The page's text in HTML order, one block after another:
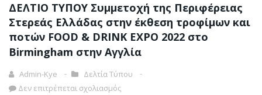
ΔΕΛΤΙΟ ΤΥΠΟΥ Συμμετοχή της Περιφέρειας
Στερεάς Ελλάδας στην έκθεση τροφίμων και
ποτών FOOD & DRINK EXPO 2022 στο
Birmingham στην Αγγλία
Admin-Kye
Δελτία Τύπου
Δεν επιτρέπεται σχολιασμός